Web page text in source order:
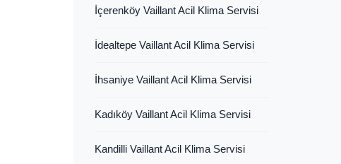
İçerenköy Vaillant Acil Klima Servisi
İdealtepe Vaillant Acil Klima Servisi
İhsaniye Vaillant Acil Klima Servisi
Kadıköy Vaillant Acil Klima Servisi
Kandilli Vaillant Acil Klima Servisi